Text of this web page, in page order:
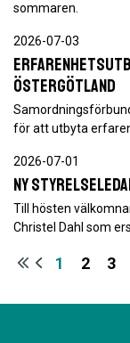
sommaren.
2026-07-03
Östergötland
för att utbyta
2026-07-01
Ny
Till hösten
Christel Dahl som
1 2 3